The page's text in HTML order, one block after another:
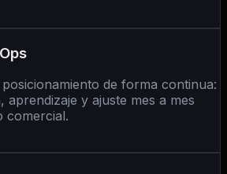
de forma continua:
aprendizaje y ajuste mes a mes
comercial.